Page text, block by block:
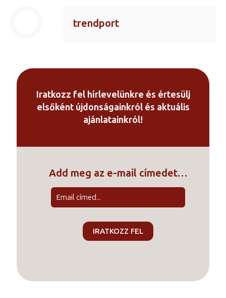
trendport
Iratkozz fel hírlevelünkre és értesülj
elsőként újdonságainkról és aktuális
ajánlatainkról!
Add meg az e-mail címedet…